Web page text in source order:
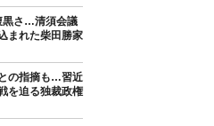
黒さ…清須会議
まれた柴田勝家
の指摘も…習近
を迫る独裁政権